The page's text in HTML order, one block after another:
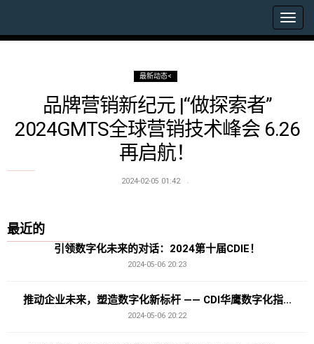
最新动态<
品牌营销新纪元 |“做探索者”
2024GMTS全球营销技术峰会 6.26
再启航！
2024-02-05 01:42
最近的
引领数字化未来的对话：2024第十届CDIE！
2024-05-06 20:23
推动企业未来，塑造数字化新标杆 —— CDI华鹰数字化指...
2024-05-06 20:22